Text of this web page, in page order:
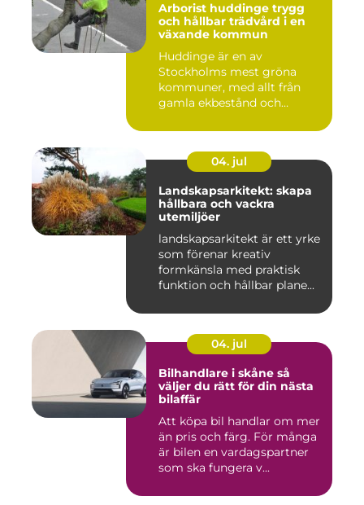
Arborist huddinge trygg
och hållbar trädvård i en
växande kommun
Huddinge är en av
Stockholms mest gröna
kommuner, med allt från
gamla ekbestånd och
04. jul
Landskapsarkitekt: skapa
hållbara och vackra
utemiljöer
landskapsarkitekt är ett yrke
som förenar kreativ
formkänsla med praktisk
funktion och hållbar plane...
04. jul
Bilhandlare i skåne så
väljer du rätt för din nästa
bilaffär
Att köpa bil handlar om mer
än pris och färg. För många
är bilen en vardagspartner
som ska fungera v...